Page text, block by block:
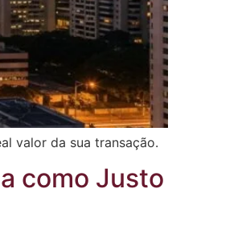
valor da sua transação.
como Justo